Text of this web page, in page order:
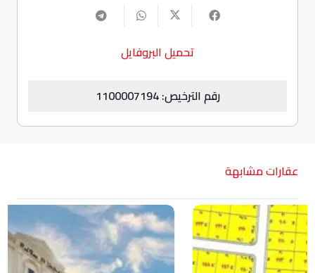
تحميل البروفايل
رقم الترخيص: 1100007194
عقارات مشابهة